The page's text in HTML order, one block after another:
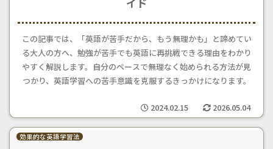
この記事では、「英語が苦手だから、もう無理かも」と諦めてい
る大人の方へ、勉強が苦手でも英語に再挑戦できる理由をわかり
やすく解説します。自分のペースで無理なく始められる方法が見
つかり、英語学習への苦手意識を克服するきっかけになります。
2024.02.15 2026.05.04
効果的な英語学習法